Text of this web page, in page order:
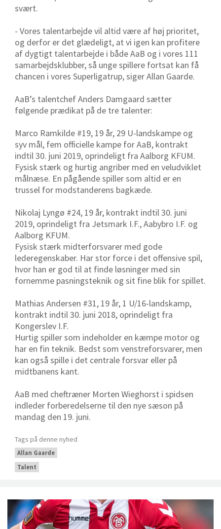
svært.
- Vores talentarbejde vil altid være af høj prioritet,
og derfor er det glædeligt, at vi igen kan profitere
af dygtigt talentarbejde i både AaB og i vores 111
samarbejdsklubber, så unge spillere fortsat kan få
chancen i vores Superligatrup, siger Allan Gaarde.
AaB’s talentchef Anders Damgaard sætter
følgende prædikat på de tre talenter:
Marco Ramkilde #19, 19 år, 29 U-landskampe og
syv mål, fem officielle kampe for AaB, kontrakt
indtil 30. juni 2019, oprindeligt fra Aalborg KFUM.
Fysisk stærk og hurtig angriber med en veludviklet
målnæse. En pågående spiller som altid er en
trussel for modstanderens bagkæde.
Nikolaj Lyngø #24, 19 år, kontrakt indtil 30. juni
2019, oprindeligt fra Jetsmark I.F., Aabybro I.F. og
Aalborg KFUM.
Fysisk stærk midterforsvarer med gode
lederegenskaber. Har stor force i det offensive spil,
hvor han er god til at finde løsninger med sin
fornemme pasningsteknik og sit fine blik for spillet.
Mathias Andersen #31, 19 år, 1 U/16-landskamp,
kontrakt indtil 30. juni 2018, oprindeligt fra
Kongerslev I.F.
Hurtig spiller som indeholder en kæmpe motor og
har en fin teknik. Bedst som venstreforsvarer, men
kan også spille i det centrale forsvar eller på
midtbanens kant.
AaB med cheftræner Morten Wieghorst i spidsen
indleder forberedelserne til den nye sæson på
mandag den 19. juni.
Tags på denne nyhed
Allan Gaarde
Talent